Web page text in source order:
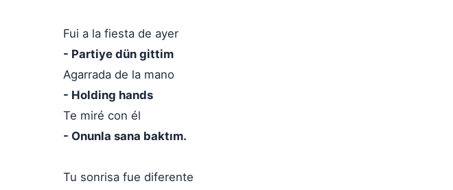
Fui a la fiesta de ayer
- Partiye dün gittim
Agarrada de la mano
- Holding hands
Te miré con él
- Onunla sana baktım.
Tu sonrisa fue diferente